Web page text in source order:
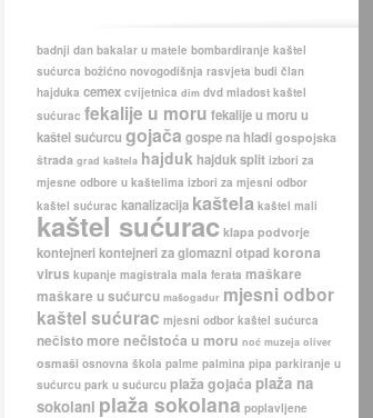
badnji dan bakalar u matele bombardiranje kaštel
sućurca božićno novogodišnja rasvjeta budi član
hajduka cemex cvijetnica dim dvd mladost kaštel
sućurac fekalije u moru fekalije u moru u
kaštel sućurcu gojača gospe na hladi gospojska
štrada grad kaštela hajduk hajduk split izbori za
mjesne odbore u kaštelima izbori za mjesni odbor
kaštel sućurac kanalizacija kaštela kaštel mali
kaštel sućurac klapa podvorje
kontejnerikontejneri za glomazni otpad korona
virus kupanje magistrala mala ferata maškare
maškare u sućurcu mašogadur mjesni odbor
kaštel sućurac mjesni odbor kaštel sućurca
nečisto more nečistoća u moru noć muzeja oliver
osmaši osnovna škola palme palmina pipa parkiranje u
sućurcu park u sućurcu plaža gojaća plaža na
sokolani plaža sokolana poplavljene